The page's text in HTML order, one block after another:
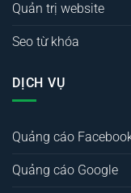
Quản trị website
Seo từ khóa
DỊCH VỤ
Quảng cáo
Quảng cáo Google